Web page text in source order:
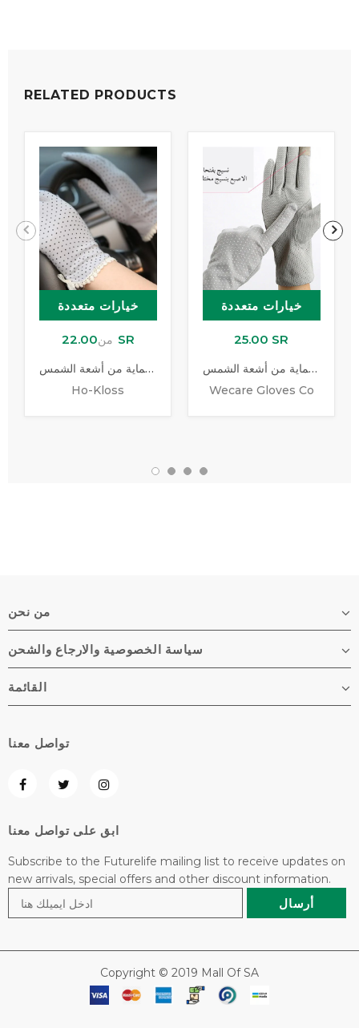
RELATED PRODUCTS
خيارات متعددة
من 22.00 SR
قفاز للحماية من أشعة الشمس
Ho-Kloss
خيارات متعددة
25.00 SR
قفازات القيادة للحماية من أشعة الشمس
Wecare Gloves Co
من نحن
سياسة الخصوصية والارجاع والشحن
القائمة
تواصل معنا
ابق على تواصل معنا
Subscribe to the Futurelife mailing list to receive updates on
new arrivals, special offers and other discount information.
Copyright © 2019 Mall Of SA